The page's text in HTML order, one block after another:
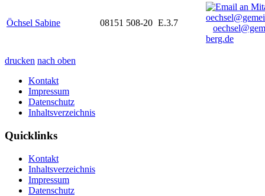
Öchsel Sabine 08151 508-20 E.3.7
berg.de
drucken nach oben
Kontakt
Impressum
Datenschutz
Inhaltsverzeichnis
Quicklinks
Kontakt
Inhaltsverzeichnis
Impressum
Datenschutz